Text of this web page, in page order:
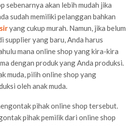
sebenarnya akan lebih mudah jika
sudah memiliki pelanggan bahkan
yang cukup murah. Namun, jika belum
supplier yang baru, Anda harus
mana online shop yang kira-kira
dengan produk yang Anda produksi.
muda, pilih online shop yang
oleh anak muda.
pihak online shop tersebut.
pihak pemilik dari online shop